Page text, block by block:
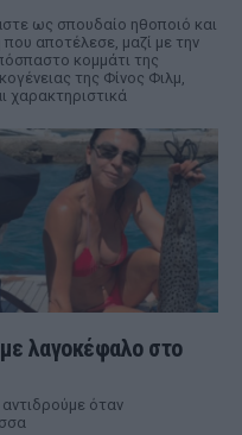
ως σπουδαίο ηθοποιό και
που αποτέλεσε, μαζί με την
κομμάτι της
της Φίνος Φιλμ,
χαρακτηριστικά
λαγοκέφαλο στο
όταν